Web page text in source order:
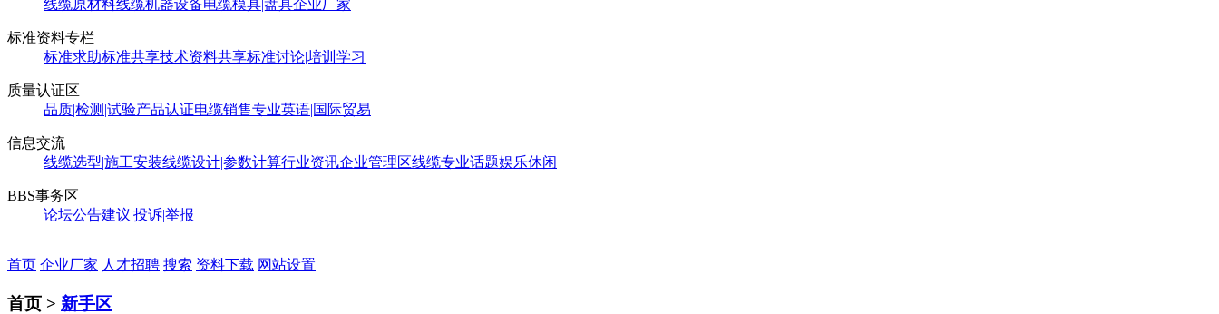
线缆原材料线缆机器设备电缆模具|盘具企业厂家
标准资料专栏
标准求助标准共享技术资料共享标准讨论|培训学习
质量认证区
品质|检测|试验产品认证电缆销售专业英语|国际贸易
信息交流
线缆选型|施工安装线缆设计|参数计算行业资讯企业管理区线缆专业话题娱乐休闲
BBS事务区
论坛公告建议|投诉|举报
首页 企业厂家 人才招聘 搜索 资料下载 网站设置
首页 > 新手区